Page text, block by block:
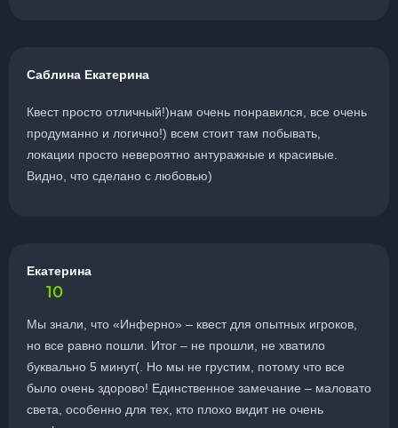
Саблина Екатерина
Квест просто отличный!)нам очень понравился, все очень
продуманно и логично!) всем стоит там побывать,
локации просто невероятно антуражные и красивые.
Видно, что сделано с любовью)
Екатерина
10
Мы знали, что «Инферно» – квест для опытных игроков,
но все равно пошли. Итог – не прошли, не хватило
буквально 5 минут(. Но мы не грустим, потому что все
было очень здорово! Единственное замечание – маловато
света, особенно для тех, кто плохо видит не очень